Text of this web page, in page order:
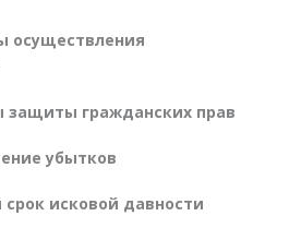
осуществления
защиты гражданских прав
убытков
исковой давности